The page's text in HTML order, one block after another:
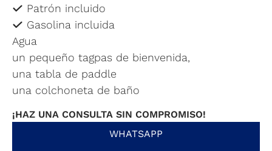
Patrón incluido
Gasolina incluida
Agua
un pequeño tagpas de bienvenida,
una tabla de paddle
una colchoneta de baño
¡HAZ UNA CONSULTA SIN COMPROMISO!
WHATSAPP